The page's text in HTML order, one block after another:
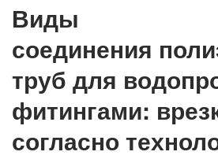
Виды
соединения
труб для
фитингами:
согласно